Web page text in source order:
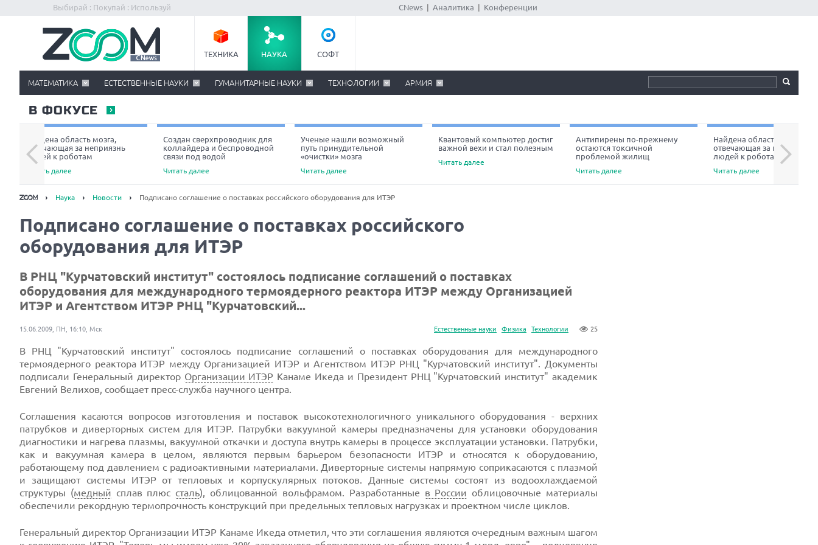
Выбирай : Покупай : Используй CNews Аналитика Конференции
ТЕХНИКА НАУКА СОФТ
МАТЕМАТИКА ЕСТЕСТВЕННЫЕ НАУКИ ГУМАНИТАРНЫЕ НАУКИ ТЕХНОЛОГИИ АРМИЯ
В ФОКУСЕ
Найдена область мозга,
отвечающая за неприязнь
людей к роботам
Читать далее
Создан сверхпроводник для
коллайдера и беспроводной
связи под водой
Читать далее
Ученые нашли возможный
путь принудительной
«очистки» мозга
Читать далее
Квантовый компьютер достиг
важной вехи и стал полезным
Читать далее
Антипирены по-прежнему
остаются токсичной
проблемой жилищ
Читать далее
Найдена область мозга,
отвечающая за неприязнь
людей к роботам
Читать далее
Next
Наука Новости Подписано соглашение о поставках российского оборудования для ИТЭР
Подписано соглашение о поставках российского
оборудования для ИТЭР
В РНЦ "Курчатовский институт" состоялось подписание соглашений о поставках
оборудования для международного термоядерного реактора ИТЭР между Организацией
ИТЭР и Агентством ИТЭР РНЦ "Курчатовский...
Естественные науки Физика Технологии 25
15.06.2009, ПН, 16:10, Мск
В РНЦ "Курчатовский институт" состоялось подписание соглашений о поставках оборудования для международного
термоядерного реактора ИТЭР между Организацией ИТЭР и Агентством ИТЭР РНЦ "Курчатовский институт". Документы
подписали Генеральный директор Организации ИТЭР Канаме Икеда и Президент РНЦ "Курчатовский институт" академик
Евгений Велихов, сообщает пресс-служба научного центра.
Соглашения касаются вопросов изготовления и поставок высокотехнологичного уникального оборудования - верхних
патрубков и диверторных систем для ИТЭР. Патрубки вакуумной камеры предназначены для установки оборудования
диагностики и нагрева плазмы, вакуумной откачки и доступа внутрь камеры в процессе эксплуатации установки. Патрубки,
как и вакуумная камера в целом, являются первым барьером безопасности ИТЭР и относятся к оборудованию,
работающему под давлением с радиоактивными материалами. Диверторные системы напрямую соприкасаются с плазмой
и защищают системы ИТЭР от тепловых и корпускулярных потоков. Данные системы состоят из водоохлаждаемой
структуры (медный сплав плюс сталь), облицованной вольфрамом. Разработанные в России облицовочные материалы
обеспечили рекордную термопрочность конструкций при предельных тепловых нагрузках и проектном числе циклов.
Генеральный директор Организации ИТЭР Канаме Икеда отметил, что эти соглашения являются очередным важным шагом